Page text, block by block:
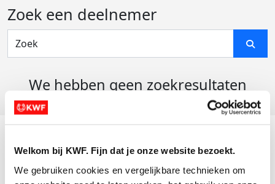
Welkom bij KWF. Fijn dat je onze website bezoekt.
We gebruiken cookies en vergelijkbare technieken om
Zoek een deelnemer
We hebben geen zoekresultaten
Actiematerialen
Evenementen